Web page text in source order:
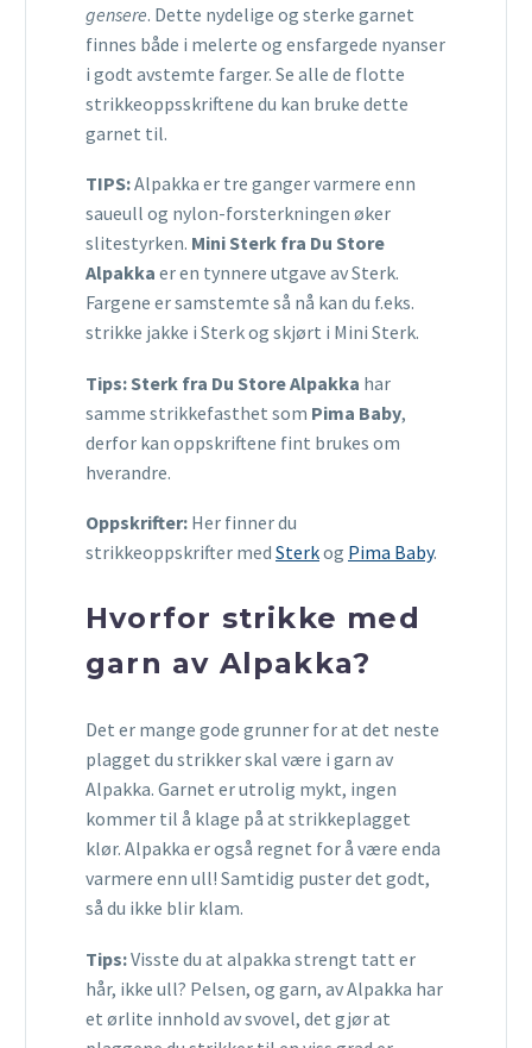
gensere. Dette nydelige og sterke garnet
finnes både i melerte og ensfargede nyanser
i godt avstemte farger. Se alle de flotte
strikkeoppsskriftene du kan bruke dette
garnet til.
TIPS:Alpakka er tre ganger varmere enn
saueull og nylon-forsterkningen øker
slitestyrken. Mini Sterk fra Du Store
Alpakka er en tynnere utgave av Sterk.
Fargene er samstemte så nå kan du f.eks.
strikke jakke i Sterk og skjørt i Mini Sterk.
Tips: Sterk fra Du Store Alpakka har
samme strikkefasthet som Pima Baby,
derfor kan oppskriftene fint brukes om
hverandre.
Oppskrifter: Her finner du
strikkeoppskrifter med Sterkog Pima Baby.
Hvorfor strikke med
garn av Alpakka?
Det er mange gode grunner for at det neste
plagget du strikker skal være i garn av
Alpakka. Garnet er utrolig mykt, ingen
kommer til å klage på at strikkeplagget
klør. Alpakka er også regnet for å være enda
varmere enn ull! Samtidig puster det godt,
så du ikke blir klam.
Tips:Visste du at alpakka strengt tatt er
hår, ikke ull? Pelsen, og garn, av Alpakka har
et ørlite innhold av svovel, det gjør at